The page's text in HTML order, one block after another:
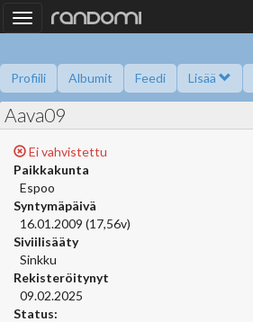
Toggle
navigation
Profiili Albumit Feedi Lisää
Kysy minulta
Aava09
Ei vahvistettu
Paikkakunta
Espoo
Syntymäpäivä
16.01.2009 (17,56v)
Siviilisääty
Sinkku
Rekisteröitynyt
09.02.2025
Status: